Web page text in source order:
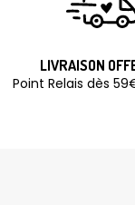
LIVRAISON
Point Relais dès